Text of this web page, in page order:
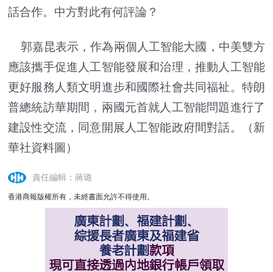
話合作。中方對此有何評論？
郭嘉昆表示，作為兩個人工智能大國，中美雙方
應該攜手促進人工智能發展和治理，推動人工智能
更好服務人類文明進步和國際社會共同福祉。特朗
普總統訪華期間，兩國元首就人工智能問題進行了
建設性交流，同意開展人工智能政府間對話。（新
華社資料圖）
責任編輯：蔣璐
香港商報版權所有，未經書面允許不得使用。